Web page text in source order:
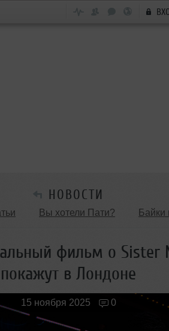
НОВОСТИ
Вы хотели Пати? Байки
Обзоры Вечеринок и
Мужчина & Женщина
фильм о Sister
покажут в Лондоне
15 ноября 2025 0